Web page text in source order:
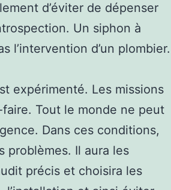
d’éviter de dépenser
Un siphon à
l’intervention d’un plombier.
expérimenté. Les missions
Tout le monde ne peut
Dans ces conditions,
problèmes. Il aura les
précis et choisira les